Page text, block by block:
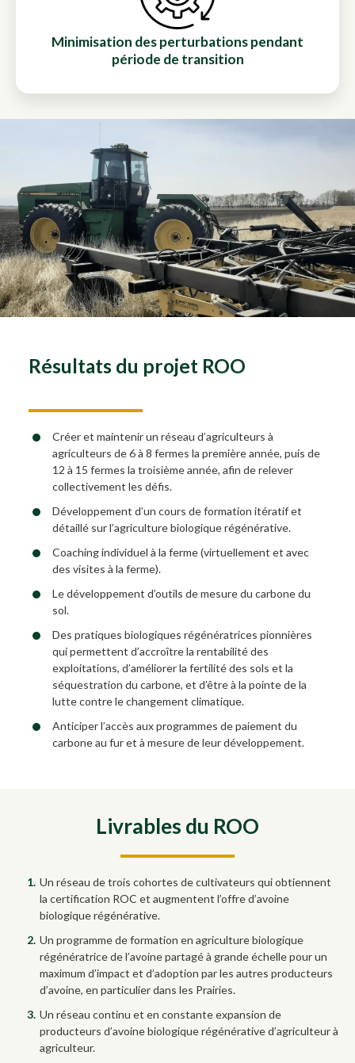
Minimisation des perturbations pendant
période de transition
Résultats du projet ROO
Créer et maintenir un réseau d’agriculteurs à
agriculteurs de 6 à 8 fermes la première année, puis de
12 à 15 fermes la troisième année, afin de relever
collectivement les défis.
Développement d’un cours de formation itératif et
détaillé sur l’agriculture biologique régénérative.
Coaching individuel à la ferme (virtuellement et avec
des visites à la ferme).
Le développement d’outils de mesure du carbone du
sol.
Des pratiques biologiques régénératrices pionnières
qui permettent d’accroître la rentabilité des
exploitations, d’améliorer la fertilité des sols et la
séquestration du carbone, et d’être à la pointe de la
lutte contre le changement climatique.
Anticiper l’accès aux programmes de paiement du
carbone au fur et à mesure de leur développement.
Livrables du ROO
Un réseau de trois cohortes de cultivateurs qui obtiennent
la certification ROC et augmentent l’offre d’avoine
biologique régénérative.
Un programme de formation en agriculture biologique
régénératrice de l’avoine partagé à grande échelle pour un
maximum d’impact et d’adoption par les autres producteurs
d’avoine, en particulier dans les Prairies.
Un réseau continu et en constante expansion de
producteurs d’avoine biologique régénérative d’agriculteur à
agriculteur.